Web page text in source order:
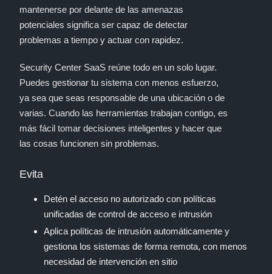
mantenerse por delante de las amenazas
potenciales significa ser capaz de detectar
problemas a tiempo y actuar con rapidez.
Security Center SaaS reúne todo en un solo lugar.
Puedes gestionar tu sistema con menos esfuerzo,
ya sea que seas responsable de una ubicación o de
varias. Cuando las herramientas trabajan contigo, es
más fácil tomar decisiones inteligentes y hacer que
las cosas funcionen sin problemas.
Evita
Detén el acceso no autorizado con políticas
unificadas de control de acceso e intrusión
Aplica políticas de intrusión automáticamente y
gestiona los sistemas de forma remota, con menos
necesidad de intervención en sitio